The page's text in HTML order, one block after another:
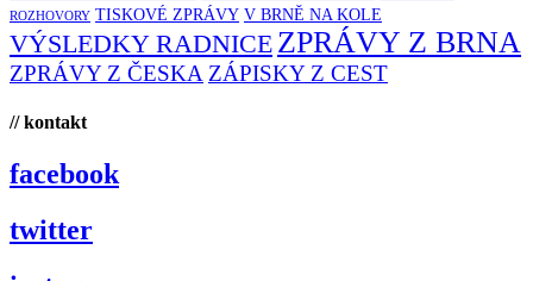
ROZHOVORY TISKOVÉ ZPRÁVY V BRNĚ NA KOLE
VÝSLEDKY RADNICE ZPRÁVY Z BRNA
ZPRÁVY Z ČESKA ZÁPISKY Z CEST
// kontakt
facebook
twitter